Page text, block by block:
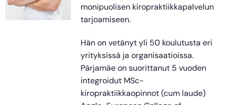
monipuolisen kiropraktiikkapalvelun
tarjoamiseen.
Hän on vetänyt yli 50 koulutusta eri
yrityksissä ja organisaatioissa.
Pärjamäe on suorittanut 5 vuoden
integroidut MSc-
kiropraktiikkaopinnot (cum laude)